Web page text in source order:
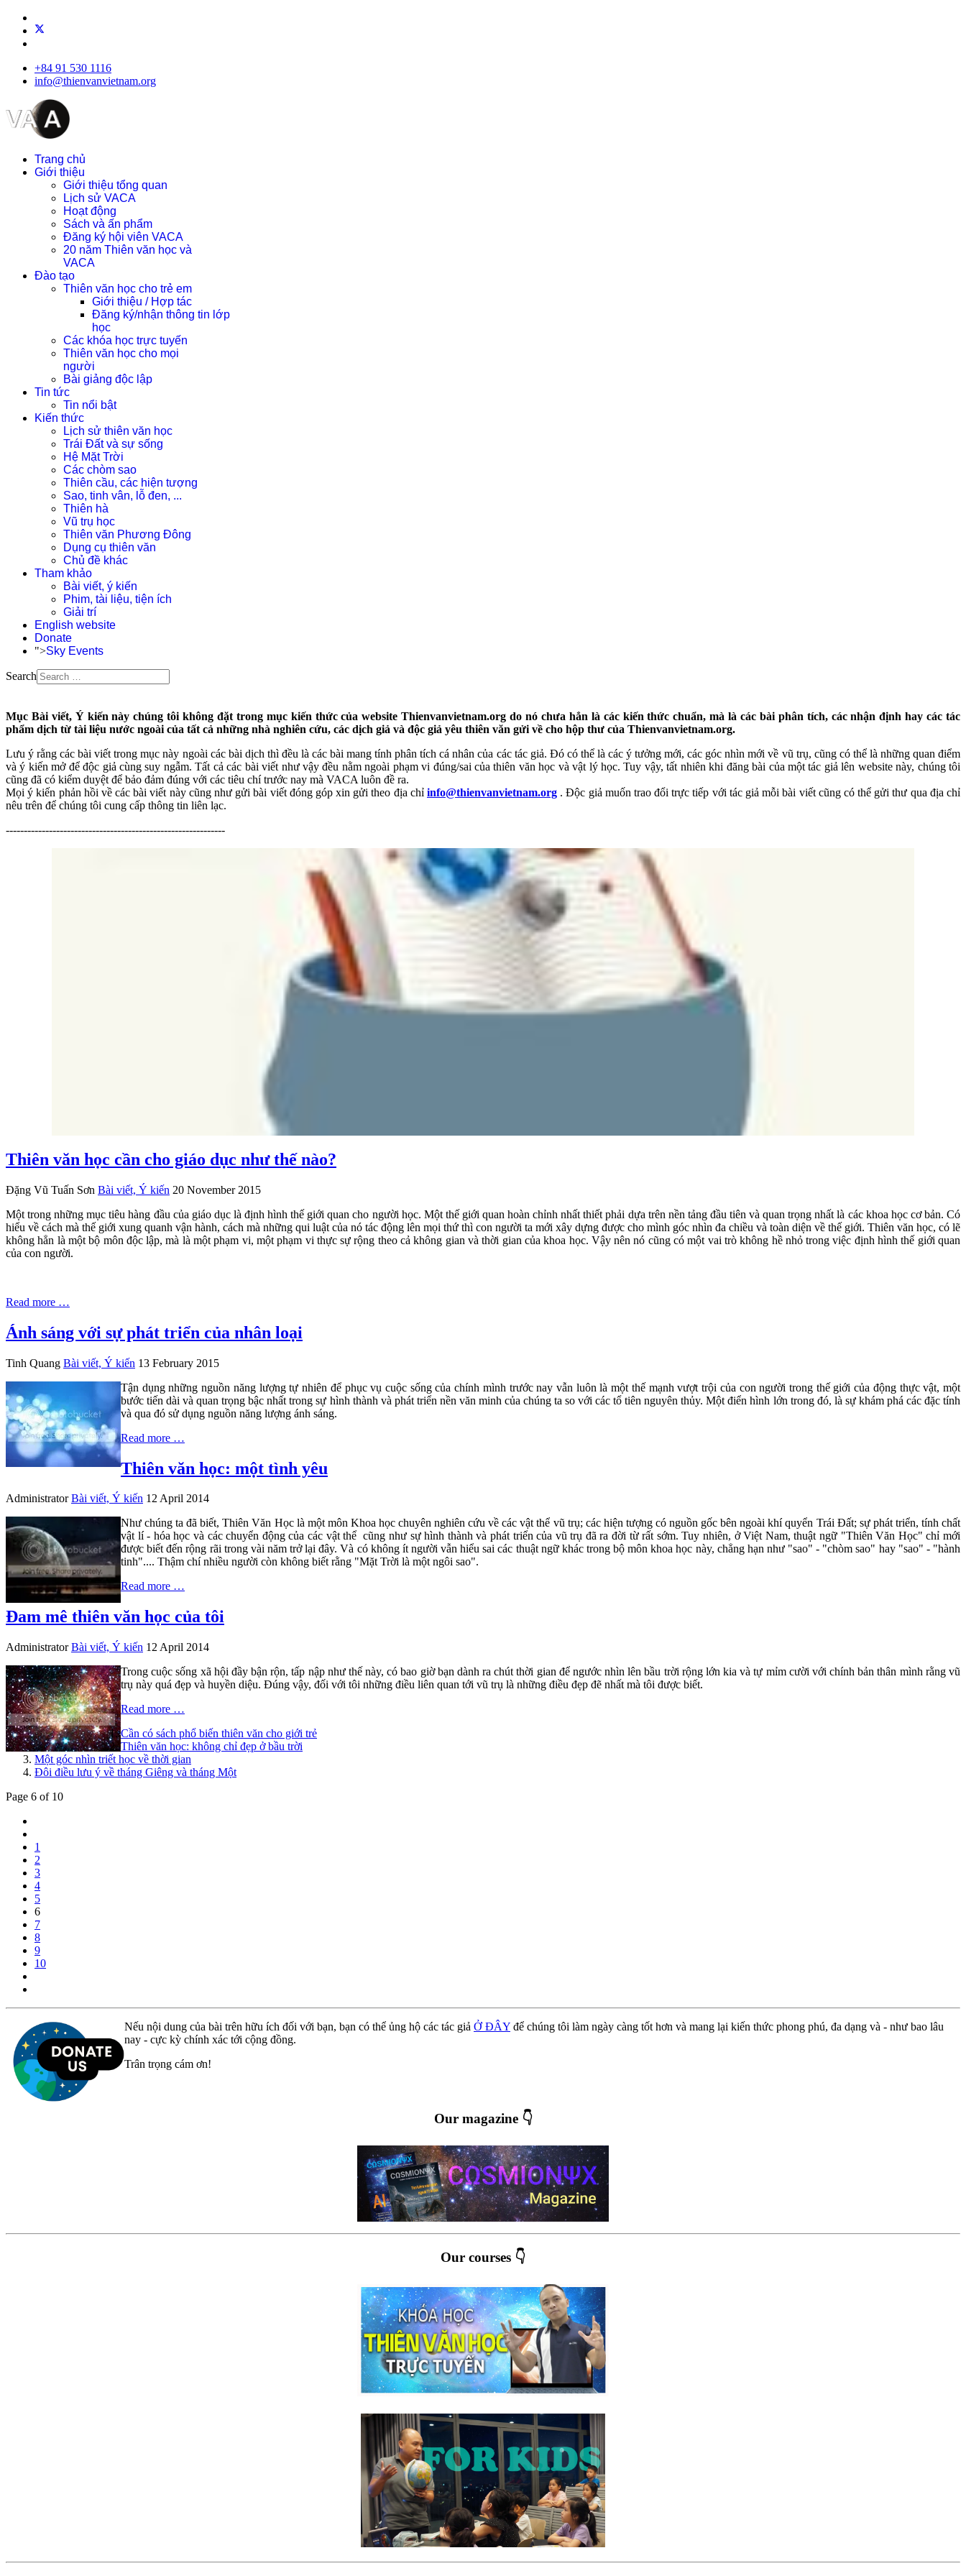
+84 91 530 1116
info@thienvanvietnam.org
Trang chủ
Giới thiệu
Giới thiệu tổng quan
Lịch sử VACA
Hoạt động
Sách và ấn phẩm
Đăng ký hội viên VACA
20 năm Thiên văn học và
VACA
Đào tạo
Thiên văn học cho trẻ em
Giới thiệu / Hợp tác
Đăng ký/nhận thông tin lớp
học
Các khóa học trực tuyến
Thiên văn học cho mọi
người
Bài giảng độc lập
Tin tức
Tin nổi bật
Kiến thức
Lịch sử thiên văn học
Trái Đất và sự sống
Hệ Mặt Trời
Các chòm sao
Thiên cầu, các hiện tượng
Sao, tinh vân, lỗ đen, ...
Thiên hà
Vũ trụ học
Thiên văn Phương Đông
Dụng cụ thiên văn
Chủ đề khác
Tham khảo
Bài viết, ý kiến
Phim, tài liệu, tiện ích
Giải trí
English website
Donate
">Sky Events
Search
Mục Bài viết, Ý kiến này chúng tôi không đặt trong mục kiến thức của website Thienvanvietnam.org do nó chưa hẳn là các kiến thức chuẩn, mà là các bài phân tích, các nhận định hay các tác
phẩm dịch từ tài liệu nước ngoài của tất cả những nhà nghiên cứu, các dịch giả và độc giả yêu thiên văn gửi về cho hộp thư của Thienvanvietnam.org.
Lưu ý rằng các bài viết trong mục này ngoài các bài dịch thì đều là các bài mang tính phân tích cá nhân của các tác giả. Đó có thể là các ý tưởng mới, các góc nhìn mới về vũ trụ, cũng có thể là những quan điểm
và ý kiến mở để độc giả cùng suy ngẫm. Tất cả các bài viết như vậy đều nằm ngoài phạm vi đúng/sai của thiên văn học và vật lý học. Tuy vậy, tất nhiên khi đăng bài của một tác giả lên website này, chúng tôi
cũng đã có kiểm duyệt để bảo đảm đúng với các tiêu chí trước nay mà VACA luôn đề ra.
Mọi ý kiến phản hồi về các bài viết này cũng như gửi bài viết đóng góp xin gửi theo địa chỉ info@thienvanvietnam.org . Độc giả muốn trao đổi trực tiếp với tác giả mỗi bài viết cũng có thể gửi thư qua địa chỉ
nêu trên để chúng tôi cung cấp thông tin liên lạc.
-------------------------------------------------------------
Thiên văn học cần cho giáo dục như thế nào?
Đặng Vũ Tuấn Sơn Bài viết, Ý kiến 20 November 2015
Một trong những mục tiêu hàng đầu của giáo dục là định hình thế giới quan cho người học. Một thế giới quan hoàn chỉnh nhất thiết phải dựa trên nền tảng đầu tiên và quan trọng nhất là các khoa học cơ bản. Có
hiểu về cách mà thế giới xung quanh vận hành, cách mà những qui luật của nó tác động lên mọi thứ thì con người ta mới xây dựng được cho mình góc nhìn đa chiều và toàn diện về thế giới. Thiên văn học, có lẽ
không hẳn là một bộ môn độc lập, mà là một phạm vi, một phạm vi thực sự rộng theo cả không gian và thời gian của khoa học. Vậy nên nó cũng có một vai trò không hề nhỏ trong việc định hình thế giới quan
của con người.
Read more …
Ánh sáng với sự phát triển của nhân loại
Tinh Quang Bài viết, Ý kiến 13 February 2015
Tận dụng những nguồn năng lượng tự nhiên để phục vụ cuộc sống của chính mình trước nay vẫn luôn là một thế mạnh vượt trội của con người trong thế giới của động thực vật, một
bước tiến dài và quan trọng bậc nhất trong sự hình thành và phát triển nền văn minh của chúng ta so với các tổ tiên nguyên thủy. Một điển hình lớn trong đó, là sự khám phá các đặc tính
và qua đó sử dụng nguồn năng lượng ánh sáng.
Read more …
Thiên văn học: một tình yêu
Administrator Bài viết, Ý kiến 12 April 2014
Như chúng ta đã biết, Thiên Văn Học là một môn Khoa học chuyên nghiên cứu về các vật thể vũ trụ; các hiện tượng có nguồn gốc bên ngoài khí quyển Trái Đất; sự phát triển, tính chất
vật lí - hóa học và các chuyển động của các vật thể cũng như sự hình thành và phát triển của vũ trụ đã ra đời từ rất sớm. Tuy nhiên, ở Việt Nam, thuật ngữ "Thiên Văn Học" chỉ mới
được biết đến rộng rãi trong vài năm trở lại đây. Và có không ít người vẫn hiểu sai các thuật ngữ khác trong bộ môn khoa học này, chẳng hạn như "sao" - "chòm sao" hay "sao" - "hành
tinh".... Thậm chí nhiều người còn không biết rằng "Mặt Trời là một ngôi sao".
Read more …
Đam mê thiên văn học của tôi
Administrator Bài viết, Ý kiến 12 April 2014
Trong cuộc sống xã hội đầy bận rộn, tấp nập như thế này, có bao giờ bạn dành ra chút thời gian để ngước nhìn lên bầu trời rộng lớn kia và tự mỉm cười với chính bản thân mình rằng vũ
trụ này quá đẹp và huyền diệu. Đúng vậy, đối với tôi những điều liên quan tới vũ trụ là những điều đẹp đẽ nhất mà tôi được biết.
Read more …
Cần có sách phổ biến thiên văn cho giới trẻ
Thiên văn học: không chỉ đẹp ở bầu trời
Một góc nhìn triết học về thời gian
Đôi điều lưu ý về tháng Giêng và tháng Một
Page 6 of 10
1
2
3
4
5
6
7
8
9
10
Nếu nội dung của bài trên hữu ích đối với bạn, bạn có thể ủng hộ các tác giả Ở ĐÂY để chúng tôi làm ngày càng tốt hơn và mang lại kiến thức phong phú, đa dạng và - như bao lâu
nay - cực kỳ chính xác tới cộng đồng.
Trân trọng cám ơn!
Our magazine 👇
Our courses 👇